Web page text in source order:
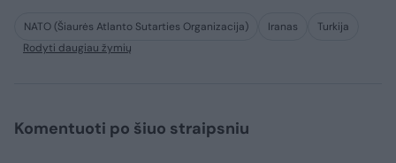
NATO (Šiaurės Atlanto Sutarties Organizacija) Iranas
Turkija
Rodyti daugiau žymių
Komentuoti po šiuo straipsniu